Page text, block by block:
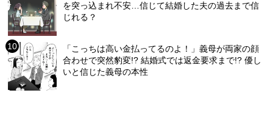
を突っ込まれ不安…信じて結婚した夫の過去まで信
じれる？
「こっちは高い金払ってるのよ！」義母が両家の顔
合わせで突然豹変!? 結婚式では返金要求まで!? 優し
いと信じた義母の本性